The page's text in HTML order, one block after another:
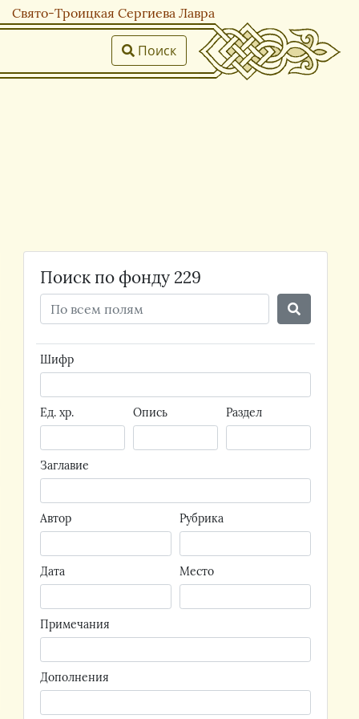
Свято-Троицкая Сергиева Лавра
Поиск
Поиск по фонду 229
Шифр
Ед. хр. Опись Раздел
Заглавие
Автор Рубрика
Дата Место
Примечания
Дополнения